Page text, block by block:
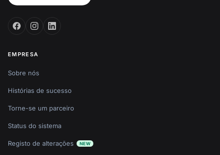
EMPRESA
Sobre nós
Histórias de sucesso
Torne-se um parceiro
Status do sistema
Registo de alterações NEW